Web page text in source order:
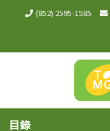
(852) 2595-1585